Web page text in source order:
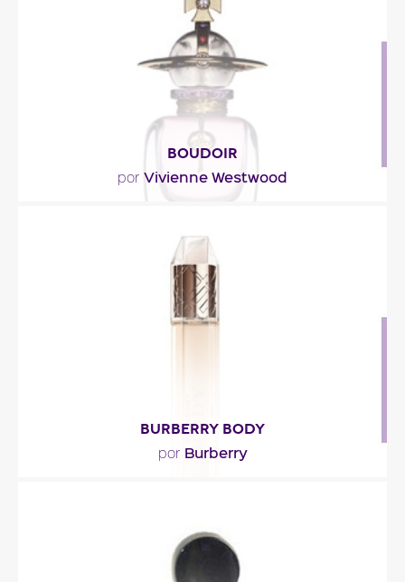
Descripción del perfume
BOUDOIR
por Vivienne Westwood
"La nota de cabeza es voluntariamente
embriagadora, como lo eran los perfumes
destinados a..."
Descripción del perfume
BURBERRY BODY
por Burberry
melocotón y ajenjo verde. El corazón combina..."